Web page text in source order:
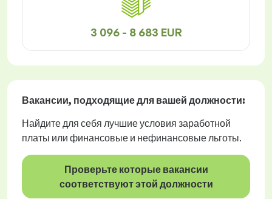
3 096 - 8 683 EUR
Вакансии, подходящие для вашей должности:
Найдите для себя лучшие условия заработной
платы или финансовые и нефинансовые льготы.
Проверьте которые вакансии
соответствуют этой должности